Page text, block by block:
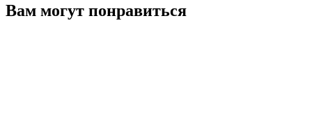
Вам могут понравиться